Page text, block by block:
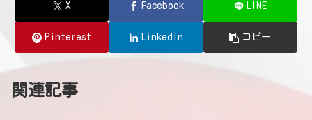
X Facebook LINE
Pinterest LinkedIn コピー
関連記事